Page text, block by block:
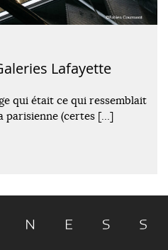
Lafayette
qui était ce qui ressemblait
parisienne (certes […]